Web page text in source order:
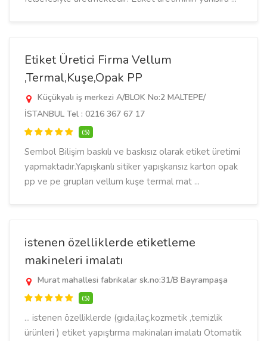
Etiket Üretici Firma Vellum
,Termal,Kuşe,Opak PP
Küçükyalı iş merkezi A/BLOK No:2 MALTEPE/
İSTANBUL Tel : 0216 367 67 17
(5)
Sembol Bilişim baskılı ve baskısız olarak etiket üretimi
yapmaktadır.Yapışkanlı sitiker yapışkansız karton opak
pp ve pe grupları vellum kuşe termal mat ...
istenen özelliklerde etiketleme
makineleri imalatı
Murat mahallesi fabrikalar sk.no:31/B Bayrampaşa
(5)
... istenen özelliklerde (gıda,ilaç,kozmetik ,temizlik
ürünleri ) etiket yapıştırma makinaları imalatı Otomatik